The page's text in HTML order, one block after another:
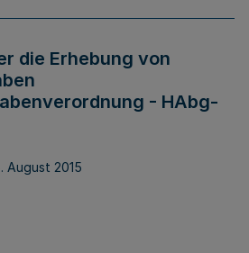
die Erhebung von
- HAbg-
August 2015